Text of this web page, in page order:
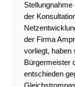
der
der Firma
vorliegt, haben
Bürgermeister
entschieden